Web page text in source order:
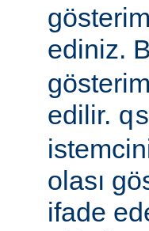
ediniz.
edilir. qs
olası
ifade